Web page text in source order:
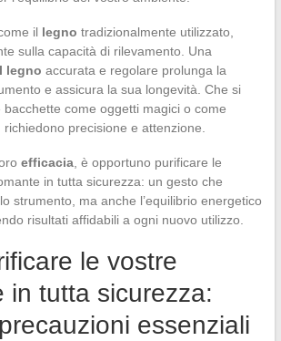
il legno tradizionalmente utilizzato,
sulla capacità di rilevamento. Una
legno accurata e regolare prolunga la
e assicura la sua longevità. Che si
come oggetti magici o come
precisione e attenzione.
efficacia, è opportuno purificare le
in tutta sicurezza: un gesto che
strumento, ma anche l’equilibrio energetico
risultati affidabili a ogni nuovo utilizzo.
le vostre
in tutta sicurezza:
essenziali